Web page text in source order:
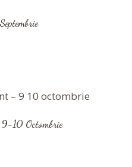
9-10 Octombrie